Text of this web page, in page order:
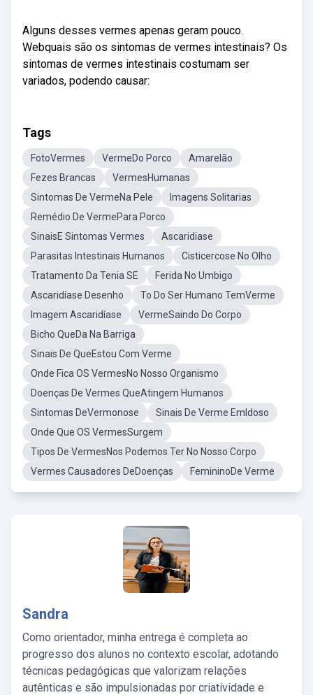
Alguns desses vermes apenas geram pouco.
Webquais são os sintomas de vermes intestinais? Os
sintomas de vermes intestinais costumam ser
variados, podendo causar:
Tags
FotoVermes VermeDo Porco
Amarelão
Fezes Brancas
VermesHumanas
Sintomas De VermeNa Pele
Imagens Solitarias
Remédio De VermePara Porco
SinaisE Sintomas Vermes
Ascaridiase
Parasitas Intestinais Humanos
Cisticercose No Olho
Tratamento Da Tenia SE
Ferida No Umbigo
Ascaridíase Desenho
To Do Ser Humano TemVerme
Imagem Ascaridíase
VermeSaindo Do Corpo
Bicho QueDa Na Barriga
Sinais De QueEstou Com Verme
Onde Fica OS VermesNo Nosso Organismo
Doenças De Vermes QueAtingem Humanos
Sintomas DeVermonose
Sinais De Verme EmIdoso
Onde Que OS VermesSurgem
Tipos De VermesNos Podemos Ter No Nosso Corpo
Vermes Causadores DeDoenças
FemininoDe Verme
Sandra
Como orientador, minha entrega é completa ao
progresso dos alunos no contexto escolar, adotando
técnicas pedagógicas que valorizam relações
autênticas e são impulsionadas por criatividade e